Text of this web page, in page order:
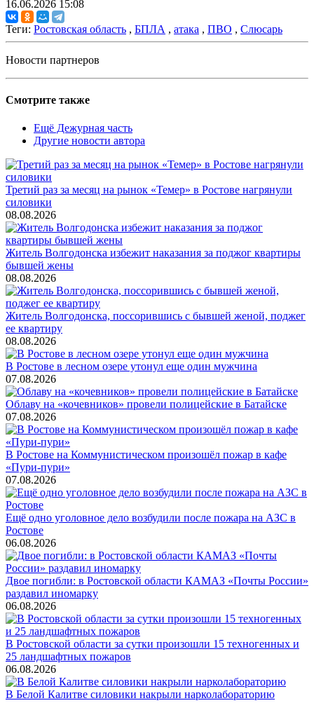
16.06.2026 15:08
Теги: Ростовская область , БПЛА , атака , ПВО , Слюсарь
Новости партнеров
Смотрите также
Ещё Дежурная часть
Другие новости автора
Третий раз за месяц на рынок «Темер» в Ростове нагрянули
силовики
08.08.2026
Житель Волгодонска избежит наказания за поджог квартиры
бывшей жены
08.08.2026
Житель Волгодонска, поссорившись с бывшей женой, поджег
ее квартиру
08.08.2026
В Ростове в лесном озере утонул еще один мужчина
07.08.2026
Облаву на «кочевников» провели полицейские в Батайске
07.08.2026
В Ростове на Коммунистическом произошёл пожар в кафе
«Пури-пури»
07.08.2026
Ещё одно уголовное дело возбудили после пожара на АЗС в
Ростове
06.08.2026
Двое погибли: в Ростовской области КАМАЗ «Почты России»
раздавил иномарку
06.08.2026
В Ростовской области за сутки произошли 15 техногенных и
25 ландшафтных пожаров
06.08.2026
В Белой Калитве силовики накрыли нарколабораторию